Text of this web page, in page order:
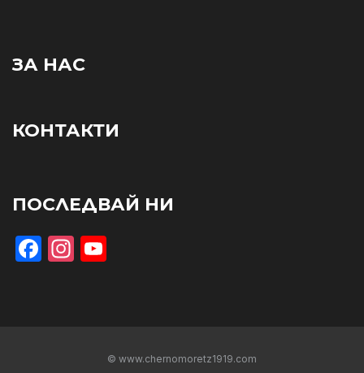
ЗА НАС
КОНТАКТИ
ПОСЛЕДВАЙ НИ
Facebook
Instagram
© www.chernomoretz1919.com